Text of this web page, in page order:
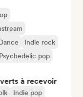
Indie rock
Psychedelic pop
à recevoir
Indie pop